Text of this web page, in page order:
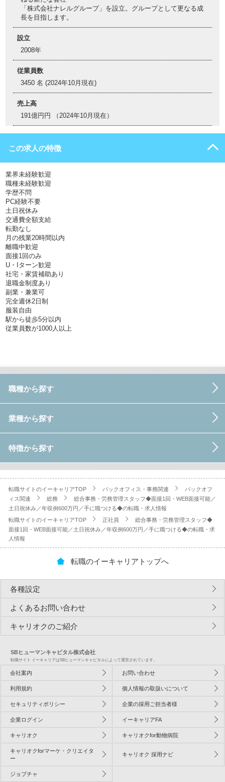
「株式会社ナレルグループ」を設立。グループとして更なる成
長を目指します。
設立
2008年
従業員数
3450 名 (2024年10月現在)
売上高
191億円円 （2024年10月現在）
この求人の特徴
業界未経験歓迎
職種未経験歓迎
学歴不問
PC経験不要
土日祝休み
交通費全額支給
転勤なし
月の残業20時間以内
離職中歓迎
面接1回のみ
U・Iターン歓迎
社宅・家賃補助あり
退職金制度あり
副業・兼業可
完全週休2日制
服装自由
駅から徒歩5分以内
従業員数が1000人以上
職種から探す
業種から探す
特徴から探す
転職サイトのイーキャリアTOP バックオフィス・事務関連
バックオフ
ィス関連
総務
総合事務・労務管理スタッフ◆面接1回・WEB面接可能／
土日祝休み／年収例600万円／手に職つける◆の転職・求人情報
転職サイトのイーキャリアTOP
正社員
総合事務・労務管理スタッフ◆
面接1回・WEB面接可能／土日祝休み／年収例600万円／手に職つける◆の転職・求
人情報
転職のイーキャリアトップへ
各種設定
よくあるお問い合わせ
キャリオクのご紹介
SBヒューマンキャピタル株式会社
転職サイト イーキャリアはSBヒューマンキャピタルによって運営されています。
会社案内 お問い合わせ
利用規約 個人情報の取扱いについて
セキュリティポリシー 企業の採用ご担当者様
企業ログイン イーキャリアFA
キャリオク キャリオクfor動物病院
キャリオクforマーケ・クリエイタ
ー
キャリオク 採用ナビ
ジョブチャ